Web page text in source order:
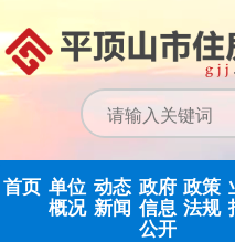
首页 单位
概况
动态
新闻
政府
信息
公开
政策
法规